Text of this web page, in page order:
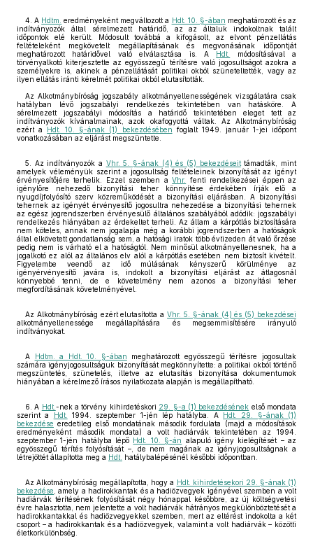
4. A Hdtm. eredményeként megváltozott a Hdt. 10. §-ában meghatározott és az
indítványozók által sérelmezett határidő, az az általuk indokoltnak talált
időpontok elé került. Módosult továbbá a kifogásolt, az elvont pénzellátás
feltételeként megkövetelt megállapításának és megvonásának időpontját
meghatározott határidővel való elválasztása is. A Hdt.
módosításával a
törvényalkotó kiterjesztette az egyösszegű térítésre való jogosultságot azokra a
személyekre is, akinek a pénzellátását politikai okból szüneteltették, vagy az
ilyen ellátás iránti kérelmét politikai okból elutasították.
Az Alkotmánybíróság jogszabály alkotmányellenességének vizsgálatára csak
hatályban lévő jogszabályi rendelkezés tekintetében van hatásköre. A
sérelmezett jogszabályi módosítás a határidő tekintetében eleget tett az
indítványozók kívánalmainak, azok okafogyottá váltak. Az Alkotmánybíróság
ezért a Hdt. 10. §-ának (1) bekezdésében foglalt 1949. január 1-jei időpont
vonatkozásában az eljárást megszüntette.
5. Az indítványozók a Vhr. 5. §-ának (4) és (5) bekezdéseittámadták, mint
amelyek véleményük szerint a jogosultság feltételeinek bizonyítását az igényt
érvényesítőjére terhelik. Ezzel szemben aVhr.
fenti rendelkezései éppen az
igénylőre nehezedő bizonyítási teher könnyítése érdekében írják elő a
nyugdíjfolyósító szerv közreműködését a bizonyítási eljárásban. A bizonyítási
tehernek az igényét érvényesítő jogosultra nehezedése a bizonyítási tehernek
az egész jogrendszerben érvényesülő általános szabályából adódik: jogszabályi
rendelkezés hiányában az érdekeltet terheli. Az állam a kárpótlás biztosítására
nem köteles, annak nem jogalapja még a korábbi jogrendszerben a hatóságok
által elkövetett gondatlanság sem, a hatósági iratok több évtizeden át való őrzése
pedig nem is várható el a hatóságtól. Nem minősül alkotmányellenesnek, ha a
jogalkotó ez alól az általános elv alól a kárpótlás esetében nem biztosít kivételt.
Figyelembe veendő az idő múlásának kényszerű körülménye az
igényérvényesítő javára is, indokolt a bizonyítási eljárást az átlagosnál
könnyebbé tenni, de e követelmény nem azonos a bizonyítási teher
megfordításának követelményével.
Az Alkotmánybíróság ezért elutasította aVhr. 5. §-ának (4) és (5) bekezdései
alkotmányellenessége megállapítására és megsemmisítésére irányuló
indítványokat.
A Hdtm. a Hdt. 10. §-ában meghatározott egyösszegű térítésre jogosultak
számára igényjogosultságuk bizonyítását megkönnyítette: a politikai okból történő
megszüntetés, szünetelés, illetve az elutasítás bizonyítása dokumentumok
hiányában a kérelmező írásos nyilatkozata alapján is megállapítható.
6. A Hdt. -nek a törvény kihirdetéskori 29. §-a (1) bekezdésének első mondata
szerint a
Hdt. 1994. szeptember 1-jén lép hatályba. A Hdt. 29. §-ának (1)
bekezdése eredetileg első mondatának második fordulata (majd a módosítások
eredményeként második mondata) a volt hadiárvák tekintetében az 1994.
szeptember 1-jén hatályba lépő Hdt. 10. §-án alapuló igény kielégítését – az
egyösszegű térítés folyósítását –, de nem magának az igényjogosultságnak a
létrejöttét állapította meg a Hdt. hatálybalépésénél későbbi időpontban.
Az Alkotmánybíróság megállapította, hogy a Hdt. kihirdetésekori 29. §-ának (1)
bekezdése , amely a hadirokkantak és a hadiözvegyek igényével szemben a volt
hadiárvák térítésének folyósítását négy hónappal későbbre, az új költségvetési
évre halasztotta, nem jelentette a volt hadiárvák hátrányos megkülönböztetését a
hadirokkantakkal és hadiözvegyekkel szemben, mert az eltérést indokolta a két
csoport – a hadirokkantak és a hadiözvegyek, valamint a volt hadiárvák – közötti
életkorkülönbség.